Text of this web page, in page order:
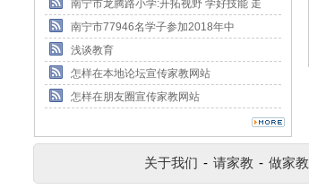
南宁市龙腾路小学:开拓视野 学好技能 走
南宁市77946名学子参加2018年中
浅谈教育
怎样在本地论坛宣传家教网站
怎样在朋友圈宣传家教网站
关于我们 - 请家教 - 做家教